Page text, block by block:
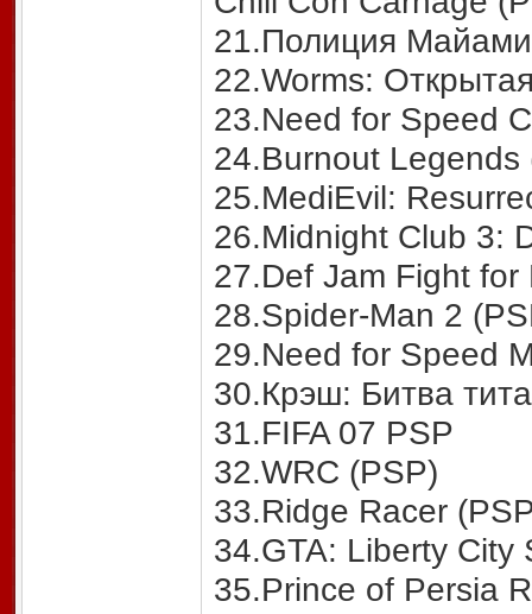
21.Полиция
22.Worms:
23.Need for Speed
24.Burnout Legends
25.MediEvil:
26.Midnight Club 3:
27.Def Jam Fight for
28.Spider-Man 2
29.Need for Speed
30.Крэш: Битва
31.FIFA 07 PSP
32.WRC (PSP)
33.Ridge Racer
34.GTA: Liberty City
35.Prince of Persia